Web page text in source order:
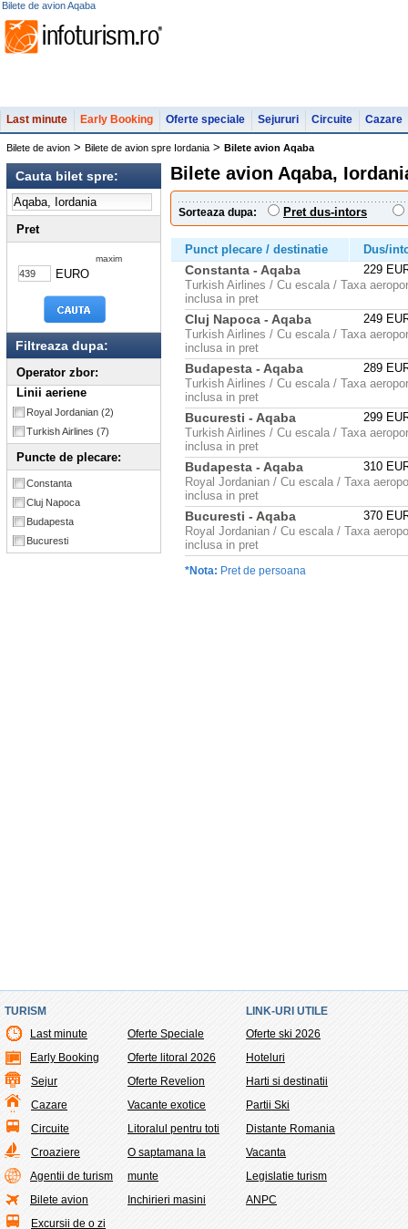
Bilete de avion Aqaba
Last minute Early Booking Oferte speciale Sejururi Circuite Cazare
Bilete de avion > Bilete de avion spre Iordania > Bilete avion Aqaba
Cauta bilet spre:
Pret
maxim
EURO
Filtreaza dupa:
Operator zbor:
Linii aeriene
Royal Jordanian (2)
Turkish Airlines (7)
Puncte de plecare:
Constanta
Cluj Napoca
Budapesta
Bucuresti
Bilete avion Aqaba,
Sorteaza dupa: Pret dus-intors
Punct plecare / destinatie Dus/
Constanta - Aqaba
229
Turkish Airlines / Cu escala / Taxa
inclusa in pret
Cluj Napoca - Aqaba
249
Turkish Airlines / Cu escala / Taxa
inclusa in pret
Budapesta - Aqaba
289
Turkish Airlines / Cu escala / Taxa
inclusa in pret
Bucuresti - Aqaba
299
Turkish Airlines / Cu escala / Taxa
inclusa in pret
Budapesta - Aqaba
310
Royal Jordanian / Cu escala / Taxa
inclusa in pret
Bucuresti - Aqaba
370
Royal Jordanian / Cu escala / Taxa
inclusa in pret
*Nota: Pret de persoana
TURISM
Last minute
Early Booking
Sejur
Cazare
Circuite
Croaziere
Agentii de turism
Bilete avion
Excursii de o zi
Oferte Speciale
Oferte litoral 2026
Oferte Revelion
Vacante exotice
Litoralul pentru toti
O saptamana la
munte
Inchirieri masini
LINK-URI UTILE
Oferte ski 2026
Hoteluri
Harti si destinatii
Partii Ski
Distante Romania
Vacanta
Legislatie turism
ANPC